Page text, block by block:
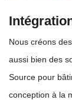
Nous créons
aussi bien des
Source pour
conception à la